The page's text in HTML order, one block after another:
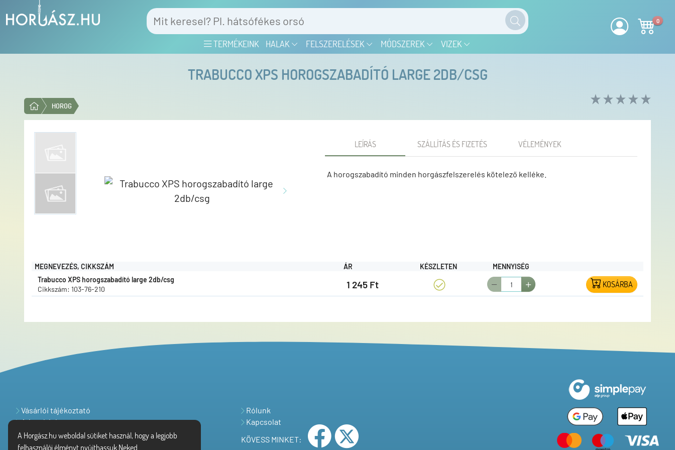
A Horgász.hu weboldal sütiket használ, hogy a legjobb
felhasználói élményt nyújthassuk Neked.
TERMÉKEINK HALAK FELSZERELÉSEK MÓDSZEREK VIZEK
0
TRABUCCO XPS HOROGSZABADÍTÓ LARGE 2DB/CSG
HOROG
LEÍRÁS SZÁLLÍTÁS ÉS FIZETÉS VÉLEMÉNYEK
A horogszabadító minden horgászfelszerelés kötelező kelléke.
MEGNEVEZÉS, CIKKSZÁM ÁR KÉSZLETEN
MENNYISÉG
Trabucco XPS horogszabadító large 2db/csg
Cikkszám: 103-76-210
1 245 Ft KOSÁRBA
Vásárlói tájékoztató
Adatvédelem
Rólunk
Kapcsolat
KÖVESS MINKET: